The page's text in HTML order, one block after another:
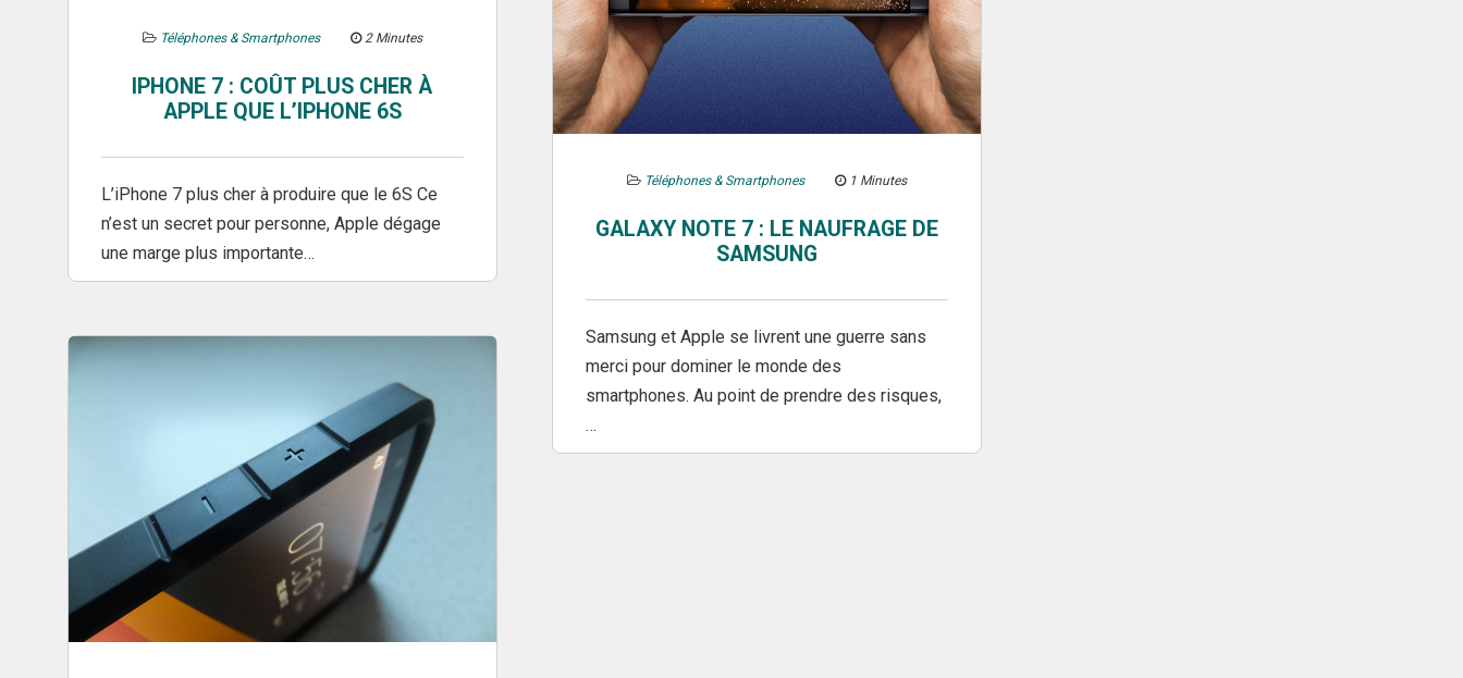
Téléphones & Smartphones 2 Minutes
IPHONE 7 : COÛT PLUS CHER À
APPLE QUE L’IPHONE 6S
L’iPhone 7 plus cher à produire que le 6S Ce
n’est un secret pour personne, Apple dégage
une marge plus importante…
Téléphones & Smartphones 1 Minutes
GALAXY NOTE 7 : LE NAUFRAGE DE
SAMSUNG
Samsung et Apple se livrent une guerre sans
merci pour dominer le monde des
smartphones. Au point de prendre des risques,
…